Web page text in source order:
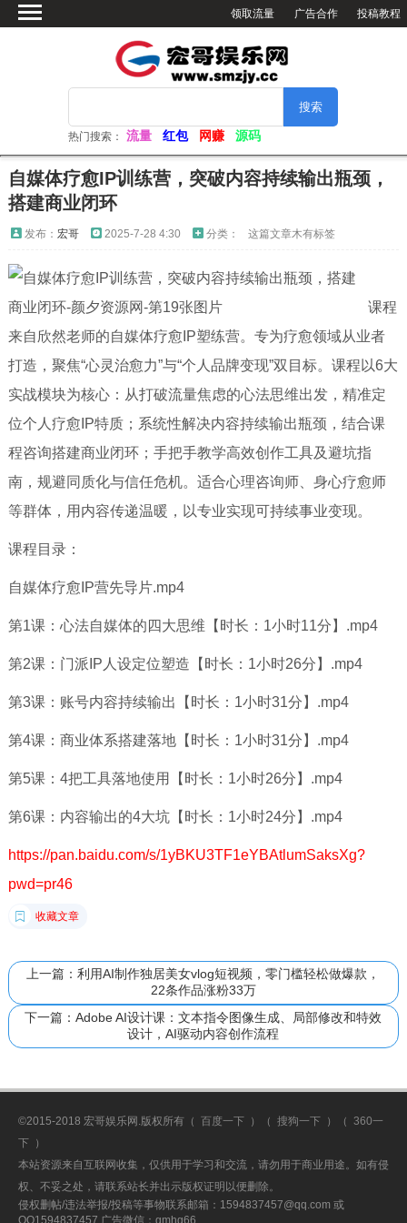
投稿教程
广告合作
领取流量
热门搜索： 流量 红包 网赚 源码
网站源码
电脑壁纸
自媒体疗愈IP训练营，突破内容持续输出瓶颈，
搭建商业闭环
发布： 宏哥 2025-7-28 4:30 分类： 这篇文章木有标签
课程
来自欣然老师的自媒体疗愈IP塑练营。专为疗愈领域从业者
打造，聚焦“心灵治愈力”与“个人品牌变现”双目标。课程以​​6大
实战模块​​为核心：从打破流量焦虑的心法思维出发，精准定
位个人疗愈IP特质；系统性解决内容持续输出瓶颈，结合课
程咨询搭建商业闭环；手把手教学高效创作工具及避坑指
南，规避同质化与信任危机。​​适合心理咨询师、身心疗愈师
等群体，用内容传递温暖，以专业实现可持续事业变现。
课程目录：
自媒体疗愈IP营先导片.mp4
第1课：心法自媒体的四大思维【时长：1小时11分】.mp4
第2课：门派IP人设定位塑造【时长：1小时26分】.mp4
第3课：账号内容持续输出【时长：1小时31分】.mp4
第4课：商业体系搭建落地【时长：1小时31分】.mp4
第5课：4把工具落地使用【时长：1小时26分】.mp4
第6课：内容输出的4大坑【时长：1小时24分】.mp4
https://pan.baidu.com/s/1yBKU3TF1eYBAtlumSaksXg?
pwd=pr46
收藏文章
上一篇：利用AI制作独居美女vlog短视频，零门槛轻松做爆款，
22条作品涨粉33万
下一篇：Adobe AI设计课：文本指令图像生成、局部修改和特效
设计，AI驱动内容创作流程
©2015-2018 宏哥娱乐网.版权所有（ 百度一下 ）（ 搜狗一下 ）（ 360一
下 ）
本站资源来自互联网收集，仅供用于学习和交流，请勿用于商业用途。如有侵
权、不妥之处，请联系站长并出示版权证明以便删除。
侵权删帖/违法举报/投稿等事物联系邮箱：1594837457@qq.com 或
QQ1594837457 广告微信：gmhg66